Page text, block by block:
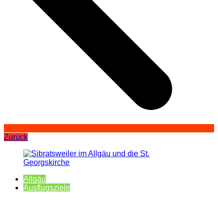
Zurück
Allgäu
Ausflugsziele